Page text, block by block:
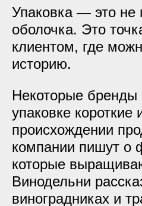
Упаковка — это не
оболочка. Это
клиентом, где
историю.
Некоторые
упаковке короткие
происхождении
компании пишут о
которые
Винодельни
виноградниках и